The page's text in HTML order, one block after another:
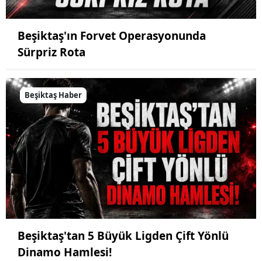
Beşiktaş'ın Forvet Operasyonunda
Sürpriz Rota
Beşiktaş Haber
Beşiktaş'tan 5 Büyük Ligden Çift Yönlü
Dinamo Hamlesi!